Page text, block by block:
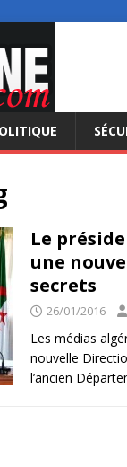
Le
une
secrets
26/01/2016
Les médias
nouvelle
l’ancien